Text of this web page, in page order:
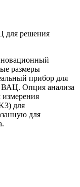
решения
размеры
прибор для
ВАЦ. Опция анализа
для
для